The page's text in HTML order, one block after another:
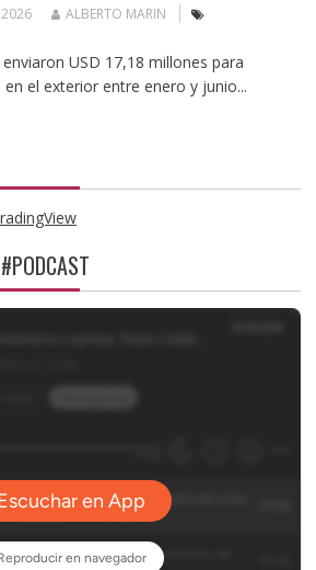
2026
ALBERTO MARIN
USD 17,18 millones para
el exterior entre enero y junio...